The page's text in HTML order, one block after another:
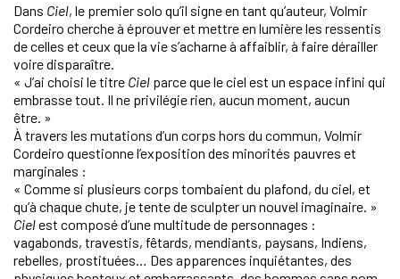
Dans Ciel, le premier solo qu’il signe en tant qu’auteur, Volmir
Cordeiro cherche à éprouver et mettre en lumière les ressentis
de celles et ceux que la vie s’acharne à affaiblir, à faire dérailler
voire disparaître.
« J’ai choisi le titre Ciel parce que le ciel est un espace infini qui
embrasse tout. Il ne privilégie rien, aucun moment, aucun
être. »
À travers les mutations d’un corps hors du commun, Volmir
Cordeiro questionne l’exposition des minorités pauvres et
marginales :
« Comme si plusieurs corps tombaient du plafond, du ciel, et
qu’à chaque chute, je tente de sculpter un nouvel imaginaire. »
Cielest composé d’une multitude de personnages :
vagabonds, travestis, fêtards, mendiants, paysans, Indiens,
rebelles, prostituées… Des apparences inquiétantes, des